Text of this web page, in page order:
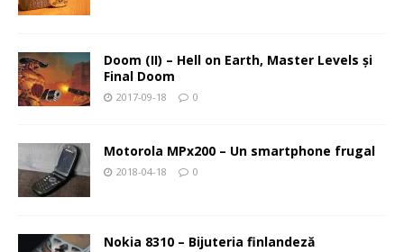
Doom (II) – Hell on Earth, Master Levels şi
Final Doom
2017-09-18 0
Motorola MPx200 – Un smartphone frugal
2018-04-18 0
Nokia 8310 – Bijuteria finlandeză